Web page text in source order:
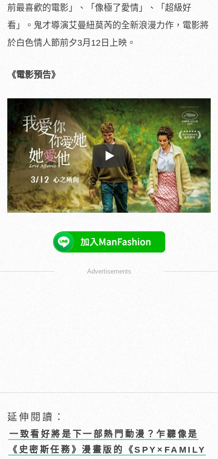
前最喜歡的電影」、「像極了愛情」、
「超級好
看」。鬼才導演艾曼紐莫芮的全新浪漫力作， 電影將
於白色情人節前夕3月12日上映。
《電影預告》
Play
Advertisements
延伸閱讀：
一致看好將是下一部熱門動漫？乍聽像是
《史密斯任務》漫畫版的《SPY×FAMILY